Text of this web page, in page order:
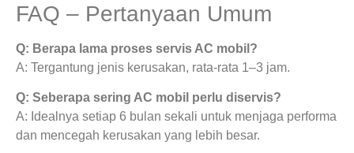
FAQ – Pertanyaan Umum
Q: Berapa lama proses servis AC mobil?
A: Tergantung jenis kerusakan, rata-rata 1–3 jam.
Q: Seberapa sering AC mobil perlu diservis?
A: Idealnya setiap 6 bulan sekali untuk menjaga performa
dan mencegah kerusakan yang lebih besar.